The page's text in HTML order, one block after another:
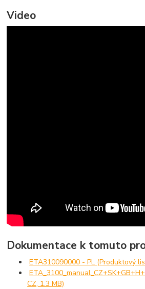
Video
Dokumentace k tomuto
ETA310090000 - PL (Produktový
CZ, 1.3 MB)